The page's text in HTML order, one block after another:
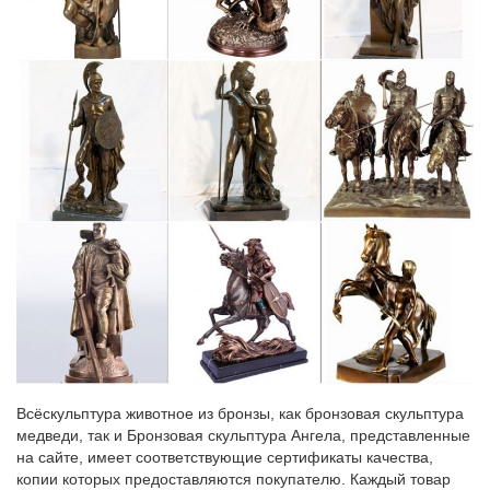
декоративная "собаки" 17*12 см. Ningbo Gourmet (768-
145).Интернет-магазин Территория Уюта предлагает купить
статуэтки собак со склада в Москве.
Дом Подарка – статуэтки собак, фигурки собак купить
недорого…
Купить статуэтки собак и фигурки собак по низкой цене можно
в нашем магазине.Фигурка декоративная "Собачка", 10x7x10
см.Статуэтки собак придадут красоты Вашему дому и саду.
Статуэтки и фигурки собаки, овчарки, спаниеля, мопса…
Интернет-магазин Art East предлагает купить фигурки собак и
статуэтки собак с доставкой по России, Украине,
Белоруссии.Ведь собака – это всегда друг человека, даже если
она декоративная.
Статуэтки и декоративные фигурки собак
Символ года.Главная » Интерьер и декор » Статуэтки,
декоративные фигурки, куклы » животные » собаки.В нашем
интернет-магазине вы сможете статуэтки собак купить, выбрав
Всёскульптура животное из бронзы, как бронзовая скульптура
медведи, так и Бронзовая скульптура Ангела, представленные
на сайте, имеет соответствующие сертификаты качества,
копии которых предоставляются покупателю. Каждый товар